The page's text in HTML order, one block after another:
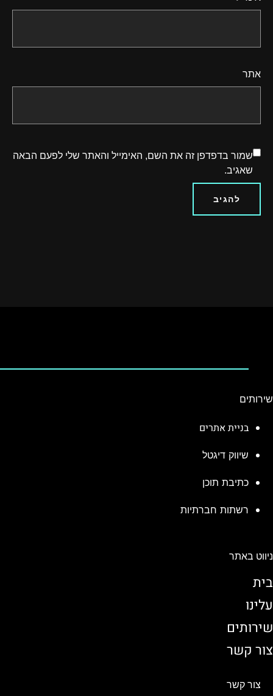
אתר
שמור בדפדפן זה את השם, האימייל והאתר שלי לפעם הבאה
שאגיב.
שירותים
בניית אתרים
שיווק דיגטל
כתיבת תוכן
רשתות חברתיות
ניווט באתר
בית
עלינו
שירותים
צור קשר
צור קשר